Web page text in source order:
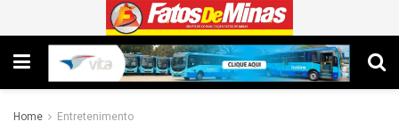
Home Entretenimento